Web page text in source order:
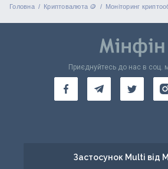
Головна Криптовалюта 🪙 Моніторинг
Приєднуйтесь до нас в соц.
Застосунок Multi від